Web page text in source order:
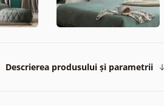
Descrierea produsului și parametrii